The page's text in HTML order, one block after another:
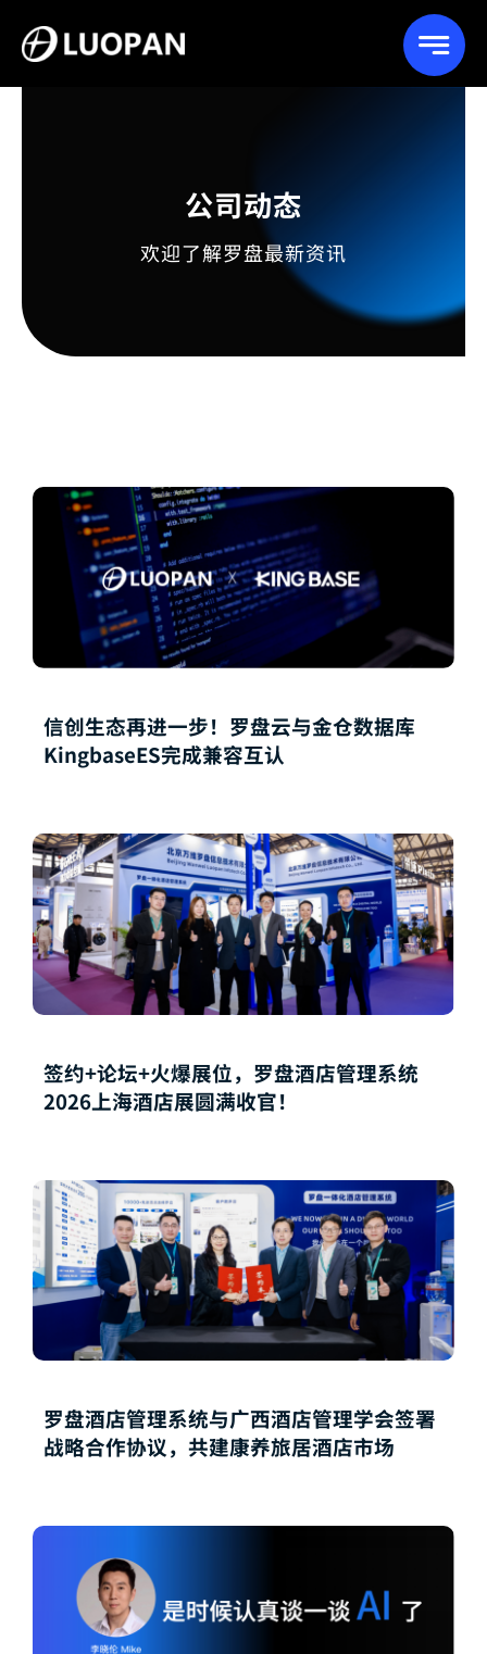
content
公司动态
欢迎了解罗盘最新资讯
信创生态再进一步！罗盘云与金仓数据库
KingbaseES完成兼容互认
签约+论坛+火爆展位，罗盘酒店管理系统
2026上海酒店展圆满收官！
罗盘酒店管理系统与广西酒店管理学会签署
战略合作协议，共建康养旅居酒店市场